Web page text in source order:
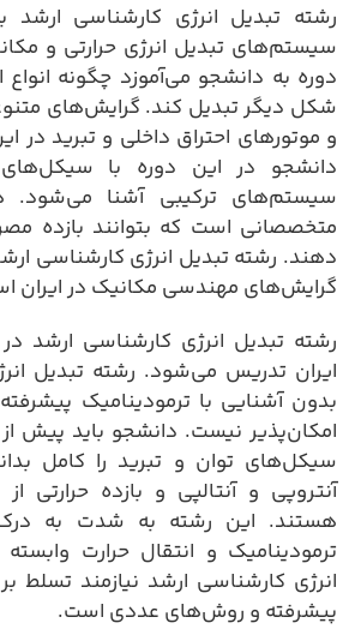
رشته تبدیل انرژی کارشناسی ارشد
سیستم‌های تبدیل انرژی حرارتی و
دوره به دانشجو می‌آموزد چگونه انواع
شکل دیگر تبدیل کند. گرایش‌های
و موتورهای احتراق داخلی و تبرید در
دانشجو در این دوره با
سیستم‌های ترکیبی آشنا می‌شود.
متخصصانی است که بتوانند بازده
دهند. رشته تبدیل انرژی کارشناسی
گرایش‌های مهندسی مکانیک در ایران
رشته تبدیل انرژی کارشناسی ارشد
ایران تدریس می‌شود. رشته تبدیل
بدون آشنایی با ترمودینامیک
امکان‌پذیر نیست. دانشجو باید پیش از
سیکل‌های توان و تبرید را کامل
آنتروپی و آنتالپی و بازده حرارتی
هستند. این رشته به شدت به درک
ترمودینامیک و انتقال حرارت
انرژی کارشناسی ارشد نیازمند تسلط
پیشرفته و روش‌های عددی است.